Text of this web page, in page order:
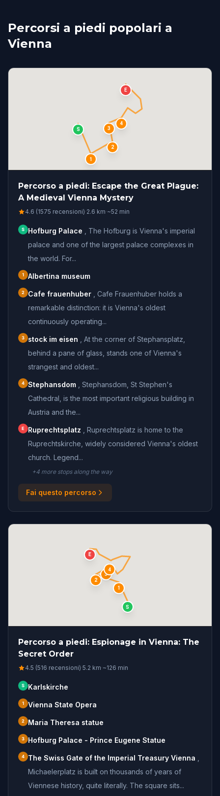
Percorsi a piedi popolari a
Vienna
S
1
2
3
4
E
Percorso a piedi: Escape the Great Plague:
A Medieval Vienna Mystery
4.6 (1575 recensioni)·2.6 km·~52 min
S Hofburg Palace
The Hofburg is Vienna's imperial
palace and one of the largest palace complexes in
the world. For...
1 Albertina museum
2 Cafe frauenhuber
Cafe Frauenhuber holds a
remarkable distinction: it is Vienna's oldest
continuously operating...
3 stock im eisen
At the corner of Stephansplatz,
behind a pane of glass, stands one of Vienna's
strangest and oldest...
4 Stephansdom
Stephansdom, St Stephen's
Cathedral, is the most important religious building in
Austria and the...
E Ruprechtsplatz
Ruprechtsplatz is home to the
Ruprechtskirche, widely considered Vienna's oldest
church. Legend...
+4 more stopsalong the way
Fai questo percorso
S
1
2
3
4
E
Percorso a piedi: Espionage in Vienna: The
Secret Order
4.5 (516 recensioni)·5.2 km·~126 min
S Karlskirche
1 Vienna State Opera
2 Maria Theresa statue
3 Hofburg Palace - Prince Eugene Statue
4 The Swiss Gate of the Imperial Treasury Vienna
Michaelerplatz is built on thousands of years of
Viennese history, quite literally. The square sits...